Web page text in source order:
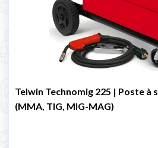
Telwin Technomig 225 | Poste
(MMA, TIG, MIG-MAG)